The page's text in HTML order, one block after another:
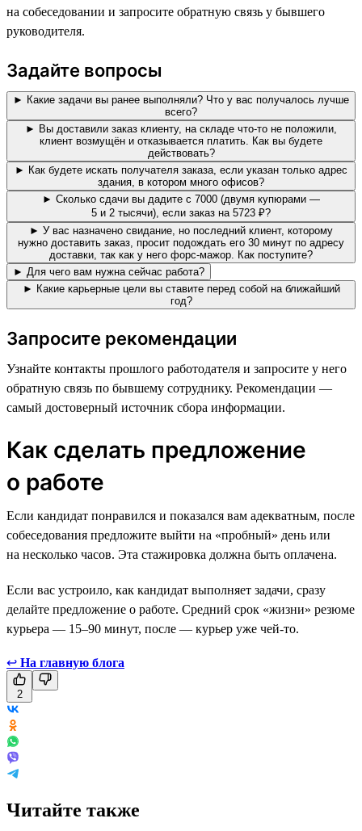
на собеседовании и запросите обратную связь у бывшего
руководителя.
Задайте вопросы
► Какие задачи вы ранее выполняли? Что у вас получалось лучше
всего?
► Вы доставили заказ клиенту, на складе что-то не положили,
клиент возмущён и отказывается платить. Как вы будете
действовать?
► Как будете искать получателя заказа, если указан только адрес
здания, в котором много офисов?
► Сколько сдачи вы дадите с 7000 (двумя купюрами —
5 и 2 тысячи), если заказ на 5723 ₽?
► У вас назначено свидание, но последний клиент, которому
нужно доставить заказ, просит подождать его 30 минут по адресу
доставки, так как у него форс-мажор. Как поступите?
► Для чего вам нужна сейчас работа?
► Какие карьерные цели вы ставите перед собой на ближайший
год?
Запросите рекомендации
Узнайте контакты прошлого работодателя и запросите у него
обратную связь по бывшему сотруднику. Рекомендации —
самый достоверный источник сбора информации.
Как сделать предложение
о работе
Если кандидат понравился и показался вам адекватным, после
собеседования предложите выйти на «пробный» день или
на несколько часов. Эта стажировка должна быть оплачена.
Если вас устроило, как кандидат выполняет задачи, сразу
делайте предложение о работе. Средний срок «жизни» резюме
курьера — 15–90 минут, после — курьер уже чей-то.
↩ На главную блога
2
Читайте также